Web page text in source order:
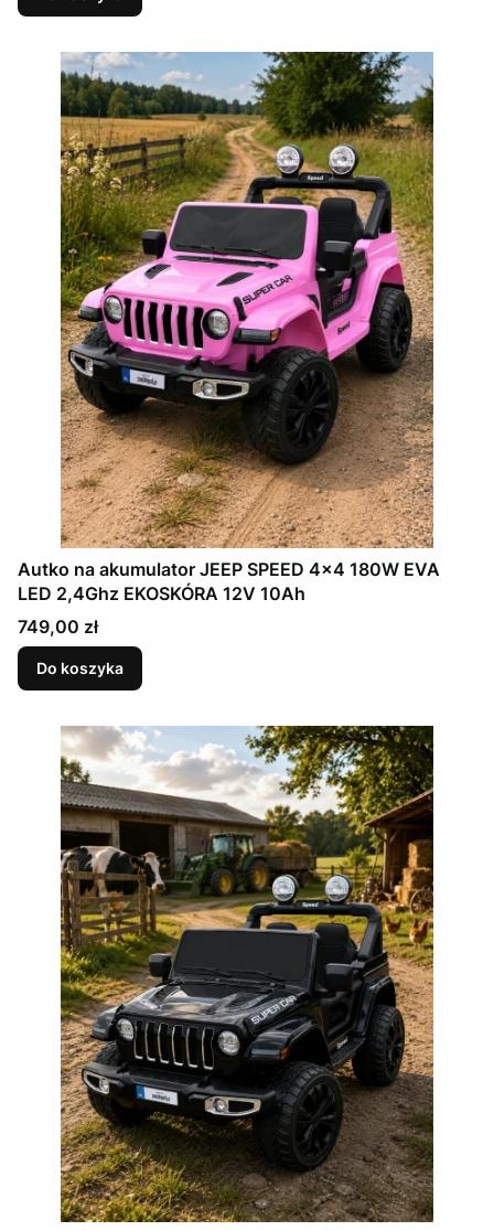
Autko na akumulator JEEP SPEED 4x4 180W EVA
LED 2,4Ghz EKOSKÓRA 12V 10Ah
Cena
749,00 zł
Do koszyka